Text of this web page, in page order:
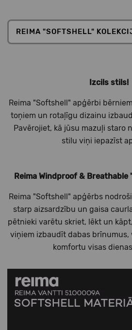
REIMA "SOFTSHELL"
Izcils stils!
Reima "Softshell" apģērbi
toņiem un rotaļīgu dizainu
Pavērojiet, kā jūsu mazuļi staro
stilu viņi iepazīst
Reima Windproof &
Reima "Softshell" apģērbs
starp aizsardzību un gaisa
pētnieki varētu skriet, lēkt un
viņiem izbaudīt dabas brīnumus,
komfortu visas